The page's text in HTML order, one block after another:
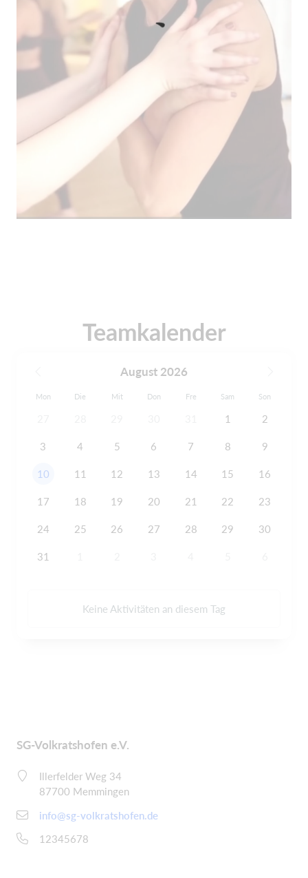
Teamkalender
August 2026
Mon Die Mit Don Fre Sam Son
1 2
3 4 5 6 7 8 9
10 11 12 13 14 15 16
17 18 19 20 21 22 23
24 25 26 27 28 29 30
31
Keine Aktivitäten an diesem Tag
SG-Volkratshofen e.V.
Illerfelder Weg 34
87700 Memmingen
info@sg-volkratshofen.de
12345678